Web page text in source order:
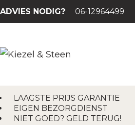
ADVIES NODIG? 06-12964499
LAAGSTE PRIJS GARANTIE
EIGEN BEZORGDIENST
NIET GOED? GELD TERUG!